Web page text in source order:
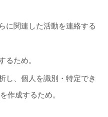
に関連した活動を連絡する
るため。
し、個人を識別・特定でき
作成するため。